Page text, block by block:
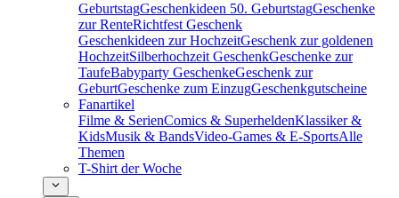
GeburtstagGeschenkideen 50. GeburtstagGeschenke
zur RenteRichtfest Geschenk
Geschenkideen zur HochzeitGeschenk zur goldenen
HochzeitSilberhochzeit GeschenkGeschenke zur
TaufeBabyparty GeschenkeGeschenk zur
GeburtGeschenke zum EinzugGeschenkgutscheine
Fanartikel
Filme & SerienComics & SuperheldenKlassiker &
KidsMusik & BandsVideo-Games & E-SportsAlle
Themen
T-Shirt der Woche